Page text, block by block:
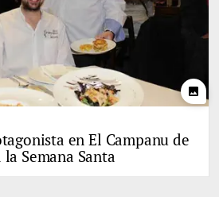
photo
Campanu de
Semana Santa